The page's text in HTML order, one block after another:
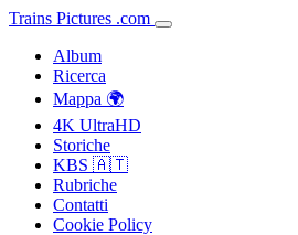
Trains Pictures .com
Album
Ricerca
Mappa 🌍
4K UltraHD
Storiche
KBS 🇦🇹
Rubriche
Contatti
Cookie Policy